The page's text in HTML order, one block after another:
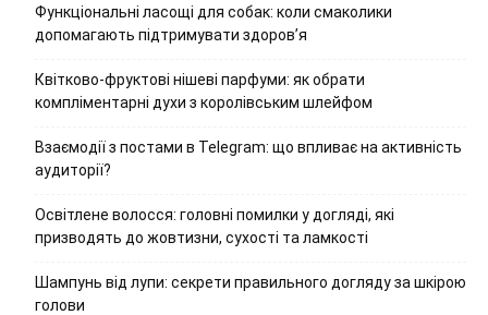
Функціональні ласощі для собак: коли смаколики
допомагають підтримувати здоров’я
Квітково-фруктові нішеві парфуми: як обрати
компліментарні духи з королівським шлейфом
Взаємодії з постами в Telegram: що впливає на активність
аудиторії?
Освітлене волосся: головні помилки у догляді, які
призводять до жовтизни, сухості та ламкості
Шампунь від лупи: секрети правильного догляду за шкірою
голови